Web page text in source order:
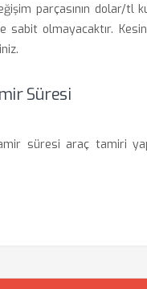
parçasının dolar/tl
sabit olmayacaktır.
Süresi
süresi araç tamiri